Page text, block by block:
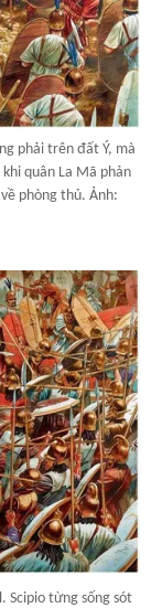
phải trên đất Ý, mà
quân La Mã phản
phòng thủ. Ảnh:
Scipio từng sống sót